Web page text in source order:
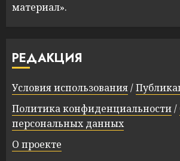
материал».
РЕДАКЦИЯ
Условия использования/
Политика конфиденциальности/
персональных данных
О проекте